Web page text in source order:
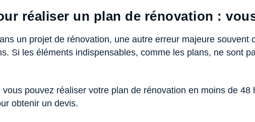
réaliser un plan de rénovation :
un projet de rénovation, une autre erreur majeure
Si les éléments indispensables, comme les plans, ne sont
pouvez réaliser votre plan de rénovation en moins de
obtenir un devis.